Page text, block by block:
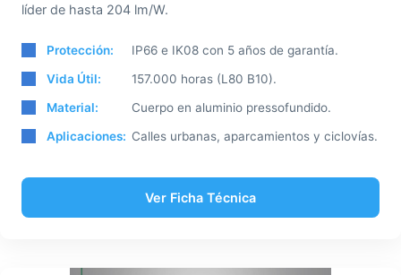
líder de hasta 204 lm/W.
Protección:
IP66 e IK08 con 5 años de garantía.
Vida Útil:
157.000 horas (L80 B10).
Material:
Cuerpo en aluminio pressofundido.
Aplicaciones: Calles urbanas, aparcamientos y ciclovías.
Ver Ficha Técnica